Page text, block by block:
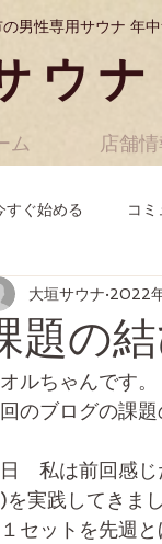
男性専用サウナ 年
ウナ
ム 店舗
すぐ始める コ
題の
大垣サウナ 2022
オルちゃんです。
のブログの課
　私は前回感
を実践してきま
セットを先週